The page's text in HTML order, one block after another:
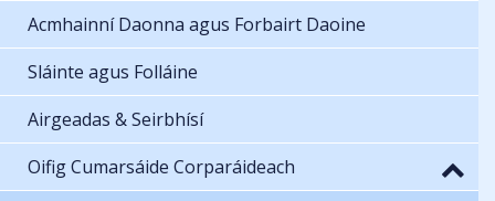
Acmhainní Daonna agus Forbairt Daoine
Sláinte agus Folláine
Airgeadas & Seirbhísí
Oifig Cumarsáide Corparáideach